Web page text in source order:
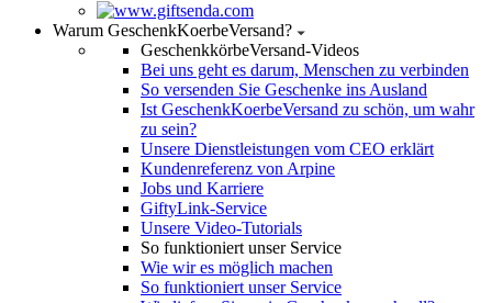
Warum GeschenkKoerbeVersand?
GeschenkkörbeVersand-Videos
Bei uns geht es darum, Menschen zu verbinden
So versenden Sie Geschenke ins Ausland
Ist GeschenkKoerbeVersand zu schön, um wahr
zu sein?
Unsere Dienstleistungen vom CEO erklärt
Kundenreferenz von Arpine
Jobs und Karriere
GiftyLink-Service
Unsere Video-Tutorials
So funktioniert unser Service
Wie wir es möglich machen
So funktioniert unser Service